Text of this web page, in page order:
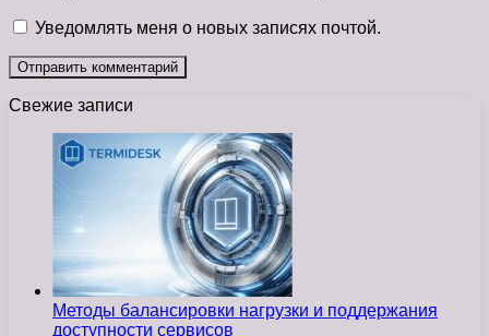
Уведомлять меня о новых записях почтой.
Свежие записи
Методы балансировки нагрузки и поддержания
доступности сервисов